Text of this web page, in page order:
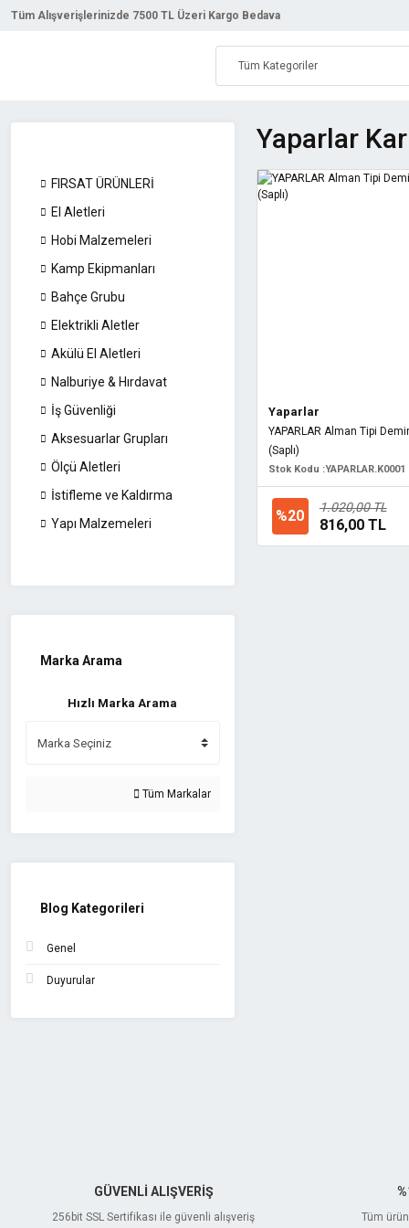
Tüm Alışverişlerinizde 7500 TL Üzeri Kargo Bedava
FIRSAT ÜRÜNLERİ
El Aletleri
Hobi Malzemeleri
Kamp Ekipmanları
Bahçe Grubu
Elektrikli Aletler
Akülü El Aletleri
Nalburiye & Hırdavat
İş Güvenliği
Aksesuarlar Grupları
Ölçü Aletleri
İstifleme ve Kaldırma
Yapı Malzemeleri
Marka Arama
Hızlı Marka Arama
Tüm Markalar
Blog Kategorileri
Genel
Duyurular
Yaparlar
Yaparlar
YAPARLAR Alman Tipi
(Saplı)
Stok Kodu :YAPARLAR.K0001
%20 1.020,00 TL
816,00 TL
GÜVENLİ ALIŞVERİŞ
256bit SSL Sertifikası ile güvenli alışveriş Tüm